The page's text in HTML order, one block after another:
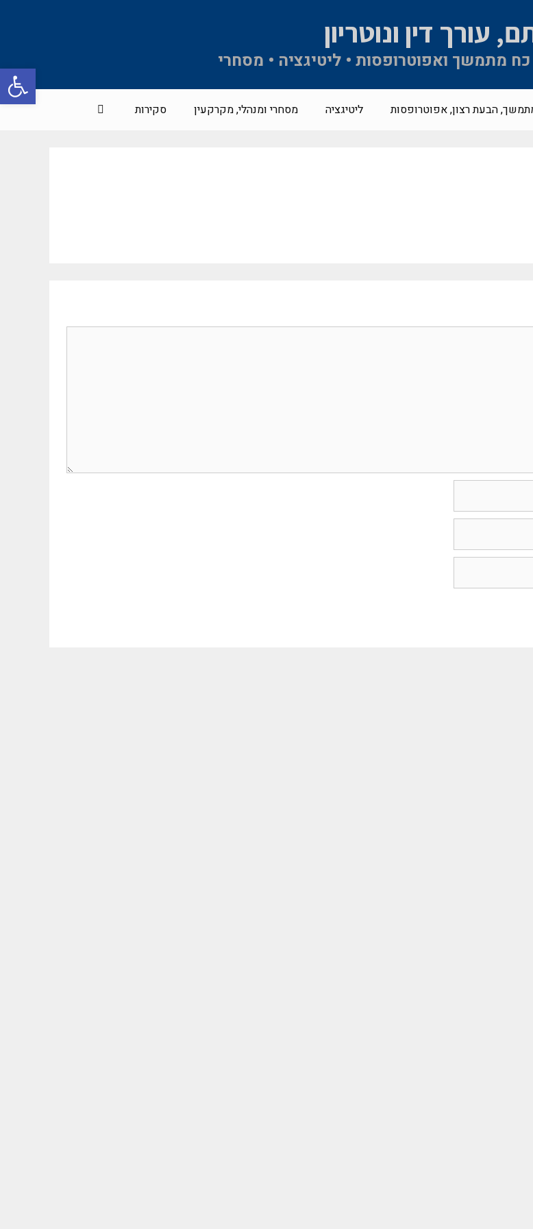
פתח
עורך דין ונוטריון
כח מתמשך ואפוטרופסות • ליטיגציה • מסחרי
הבעת רצון, אפוטרופסות ליטיגציה מסחרי ומנהלי, מקרקעין סקירות